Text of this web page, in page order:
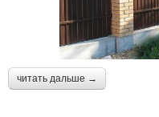
читать дальше →